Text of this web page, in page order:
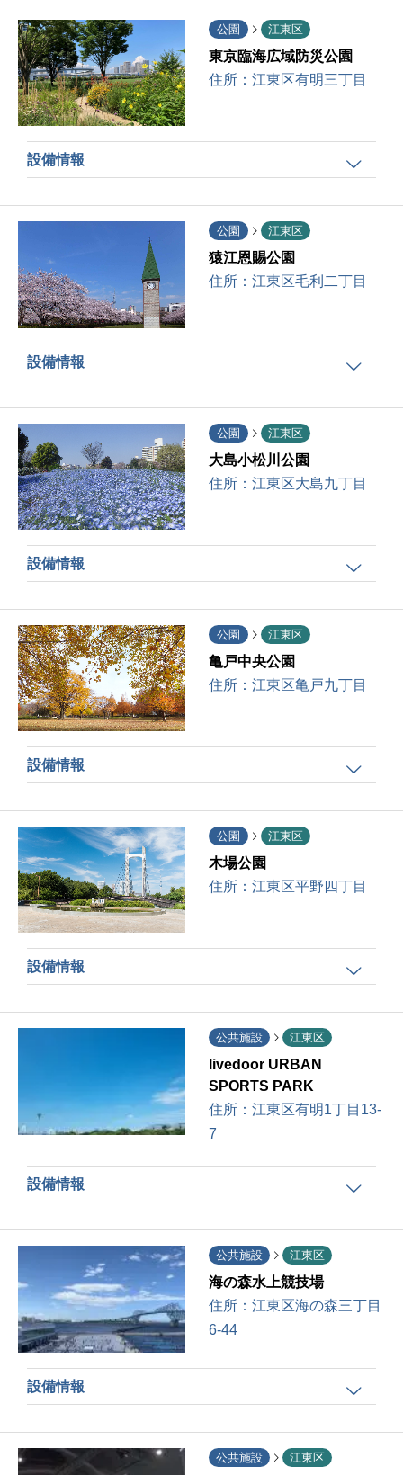
公園 江東区
東京臨海広域防災公園
住所： 江東区有明三丁目
設備情報
公園 江東区
猿江恩賜公園
住所： 江東区毛利二丁目
設備情報
公園 江東区
大島小松川公園
住所： 江東区大島九丁目
設備情報
公園 江東区
亀戸中央公園
住所： 江東区亀戸九丁目
設備情報
公園 江東区
木場公園
住所： 江東区平野四丁目
設備情報
公共施設 江東区
livedoor URBAN
SPORTS PARK
住所： 江東区有明1丁目13-
7
設備情報
公共施設 江東区
海の森水上競技場
住所： 江東区海の森三丁目
6-44
設備情報
公共施設 江東区